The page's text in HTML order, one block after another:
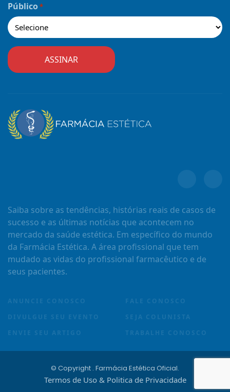
Público*
Saiba sobre as tendências, histórias reais de casos de
sucesso e as últimas notícias que acontecem no
mercado da saúde estética. Em específico do mundo
da Farmácia Estética. A área profissional que tem
mudado as vidas do profissional farmacêutico e de
seus pacientes.
ANUNCIE CONOSCO
DIVULGUE SEU EVENTO
ENVIE SEU ARTIGO
FALE CONOSCO
SEJA COLUNISTA
TRABALHE CONOSCO
© Copyright . Farmácia Estética Oficial.
Termos de Uso & Politica de Privacidade